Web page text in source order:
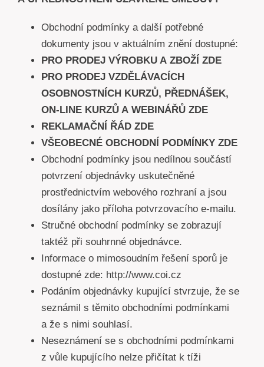
Obchodní podmínky a další potřebné
dokumenty jsou v aktuálním znění dostupné:
PRO PRODEJ VÝROBKU A ZBOŽÍ ZDE
PRO PRODEJ VZDĚLÁVACÍCH
OSOBNOSTNÍCH KURZŮ, PŘEDNÁŠEK,
ON-LINE KURZŮ A WEBINÁŘŮ ZDE
REKLAMAČNÍ ŘÁD ZDE
VŠEOBECNÉ OBCHODNÍ PODMÍNKY ZDE
Obchodní podmínky jsou nedílnou součástí
potvrzení objednávky uskutečněné
prostřednictvím webového rozhraní a jsou
dosílány jako příloha potvrzovacího e-mailu.
Stručné obchodní podmínky se zobrazují
taktéž při souhrnné objednávce.
Informace o mimosoudním řešení sporů je
dostupné zde: http://www.coi.cz
Podáním objednávky kupující stvrzuje, že se
seznámil s těmito obchodními podmínkami
a že s nimi souhlasí.
Neseznámení se s obchodními podmínkami
z vůle kupujícího nelze přičítat k tíži